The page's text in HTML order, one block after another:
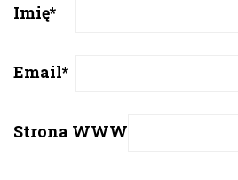
Imię*
Email*
Strona WWW